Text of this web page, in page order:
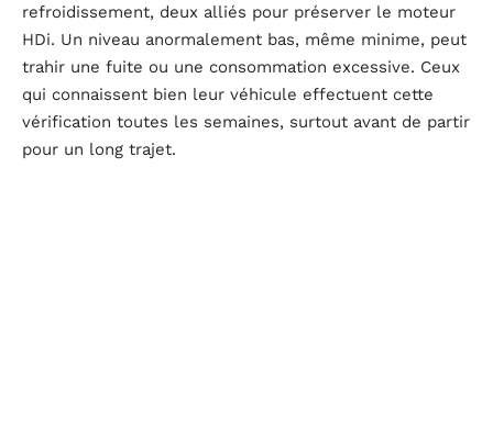
refroidissement, deux alliés pour préserver le moteur
HDi. Un niveau anormalement bas, même minime, peut
trahir une fuite ou une consommation excessive. Ceux
qui connaissent bien leur véhicule effectuent cette
vérification toutes les semaines, surtout avant de partir
pour un long trajet.